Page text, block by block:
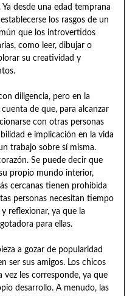
desde una edad temprana
los rasgos de un
que los introvertidos
como leer, dibujar o
su creatividad y
diligencia, pero en la
de que, para alcanzar
con otras personas
e implicación en la vida
trabajo sobre sí misma.
Se puede decir que
propio mundo interior,
cercanas tienen prohibida
personas necesitan tiempo
reflexionar, ya que la
para ellas.
a gozar de popularidad
ser sus amigos. Los chicos
vez les corresponde, ya que
desarrollo. A menudo, las